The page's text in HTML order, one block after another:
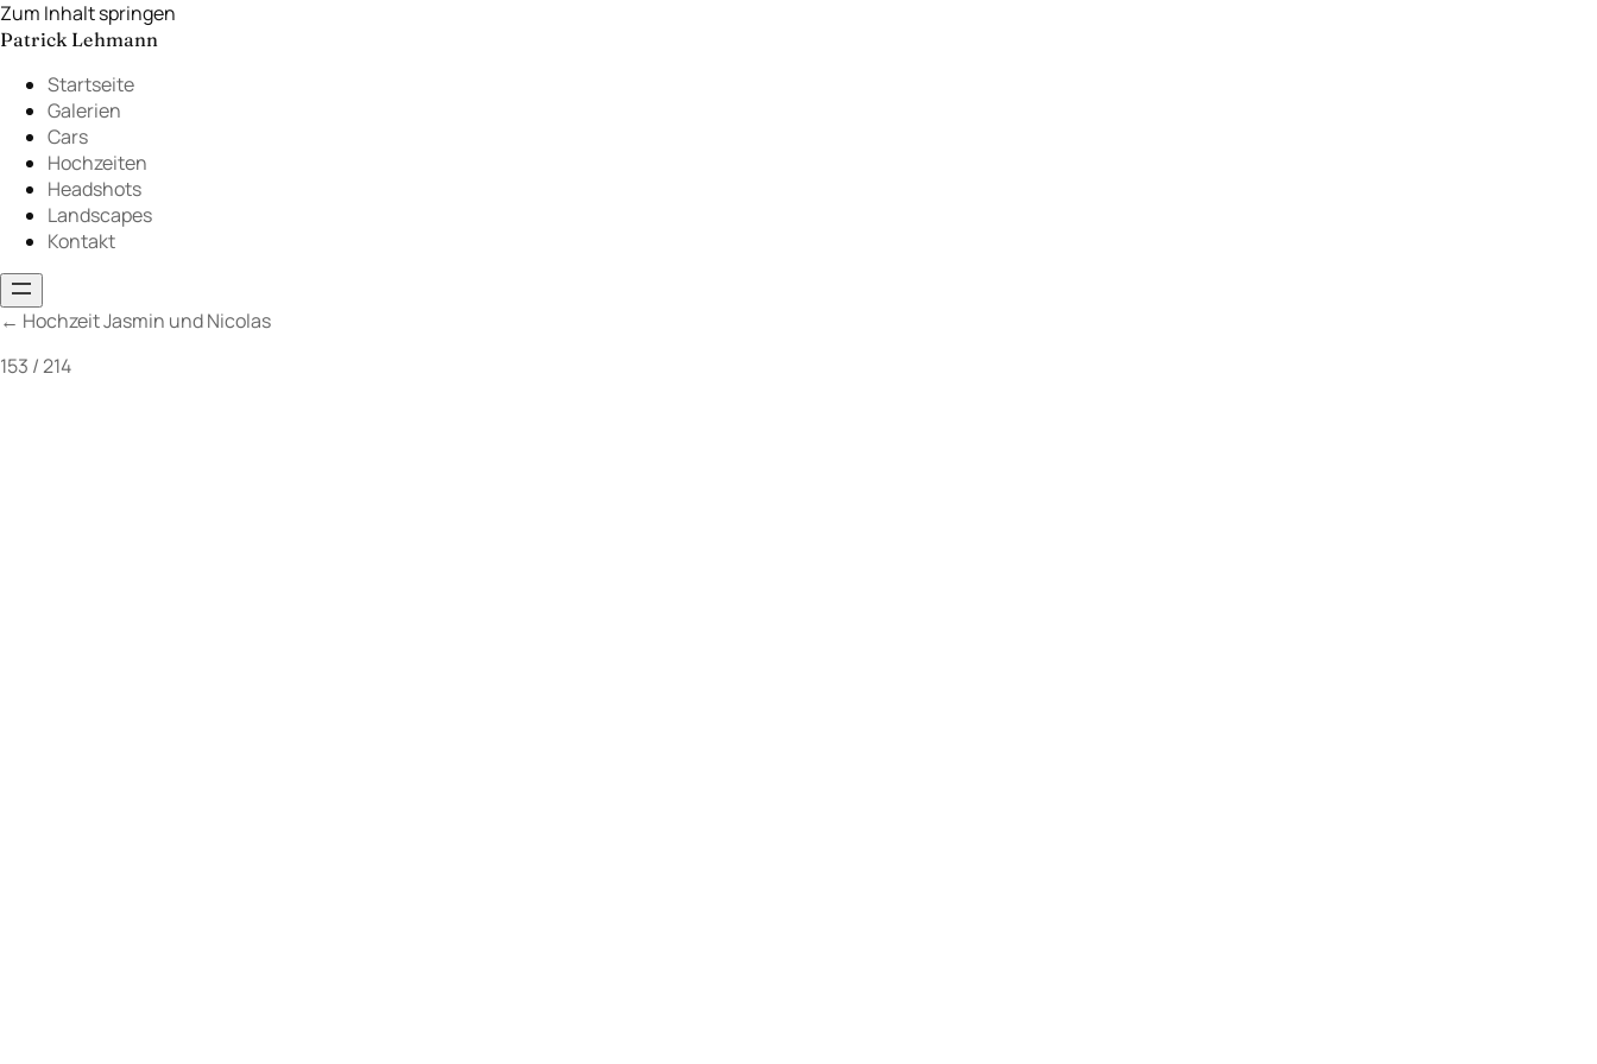
Zum Inhalt springen
Patrick Lehmann
Startseite
Galerien
Cars
Hochzeiten
Headshots
Landscapes
Kontakt
← Hochzeit Jasmin und Nicolas
153 / 214